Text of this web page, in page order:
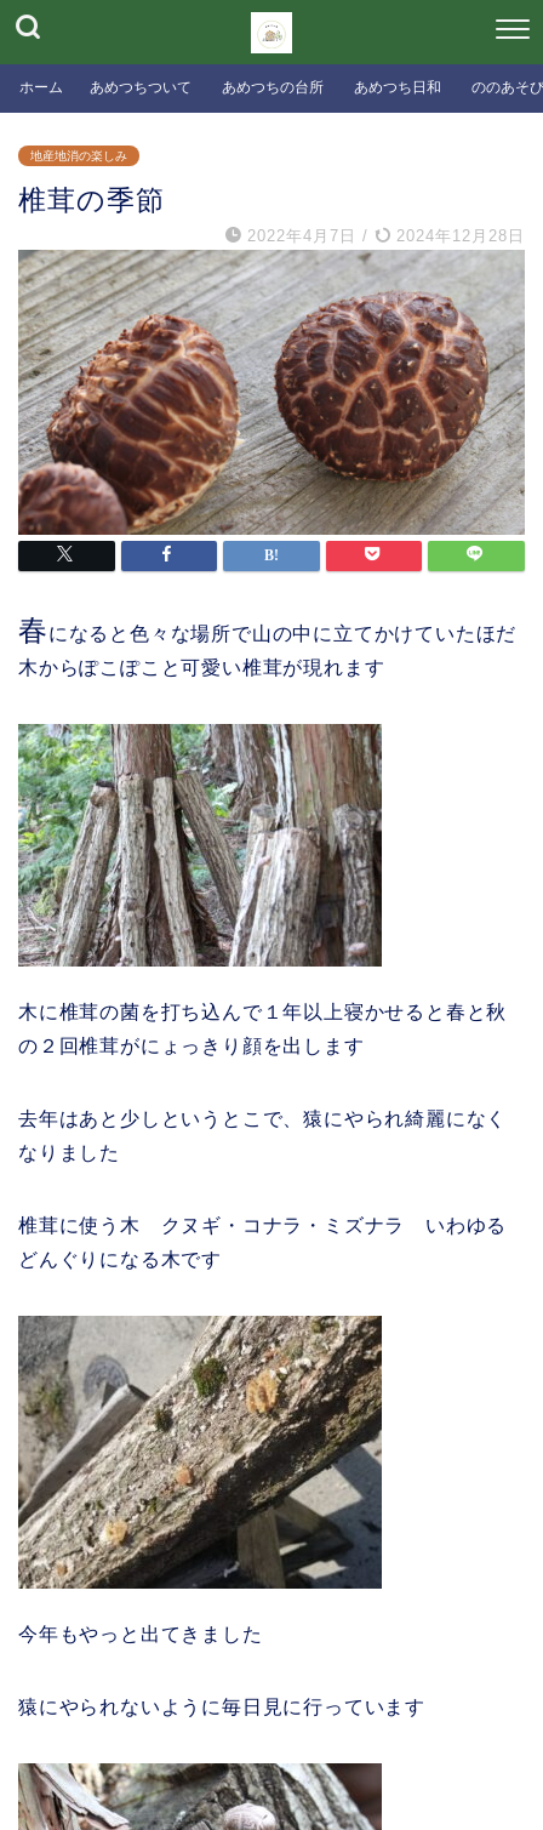
ホーム あめつちついて あめつちの台所 あめつち日和 ののあそ
地産地消の楽しみ
椎茸の季節
2022年4月7日 / 2024年12月28日
春になると色々な場所で山の中に立てかけていたほだ
木からぽこぽこと可愛い椎茸が現れます
木に椎茸の菌を打ち込んで１年以上寝かせると春と秋
の２回椎茸がにょっきり顔を出します
去年はあと少しというとこで、猿にやられ綺麗になく
なりました
椎茸に使う木 クヌギ・コナラ・ミズナラ いわゆる
どんぐりになる木です
今年もやっと出てきました
猿にやられないように毎日見に行っています